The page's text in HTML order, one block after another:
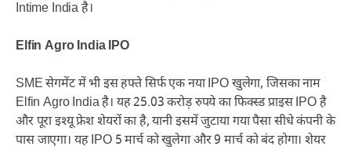
Intime India है।
Elfin Agro India IPO
SME सेगमेंट में भी इस हफ्ते सिर्फ एक नया IPO खुलेगा, जिसका नाम
Elfin Agro India है। यह 25.03 करोड़ रुपये का फिक्स्ड प्राइस IPO है
और पूरा इश्यू फ्रेश शेयरों का है, यानी इसमें जुटाया गया पैसा सीधे कंपनी के
पास जाएगा। यह IPO 5 मार्च को खुलेगा और 9 मार्च को बंद होगा। शेयर